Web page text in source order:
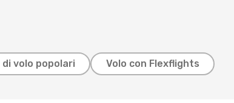
volo popolari Volo con Flexflights